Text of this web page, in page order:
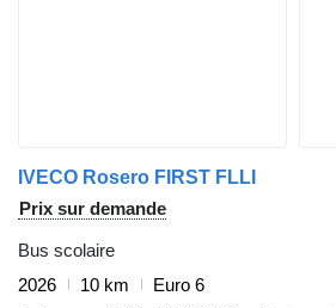
IVECO Rosero FIRST FLLI
Prix sur demande
Bus scolaire
2026
10 km
Euro 6